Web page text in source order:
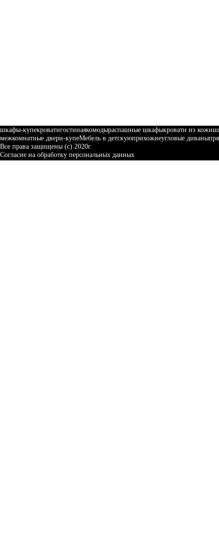
шкафы-купекроватигостинаякомодыраспашные шкафыкровати из кожи
межкомнатные двери-купеМебель в детскуюприхожиеугловые диваны
Все права защищены (с) 2020г.
Согласие на обработку персональных данных